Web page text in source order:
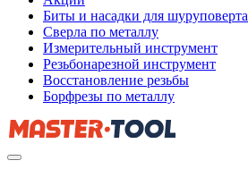
Биты и насадки для шуруповерта
Сверла по металлу
Измерительный инструмент
Резьбонарезной инструмент
Восстановление резьбы
Борфрезы по металлу